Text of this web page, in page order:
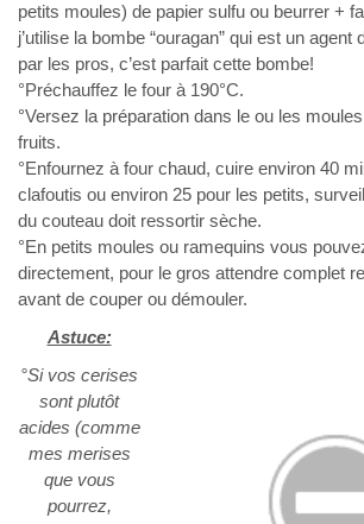
petits moules) de papier sulfu ou beurrer +
j’utilise la bombe “ouragan” qui est un agent
par les pros, c’est parfait cette bombe!
°Préchauffez le four à 190°C.
°Versez la préparation dans le ou les
fruits.
°Enfournez à four chaud, cuire environ 40
clafoutis ou environ 25 pour les petits,
du couteau doit ressortir sèche.
°En petits moules ou ramequins vous
directement, pour le gros attendre complet
avant de couper ou démouler.
Astuce:
°Si vos cerises
sont plutôt
acides (comme
mes merises
que vous
pourrez,